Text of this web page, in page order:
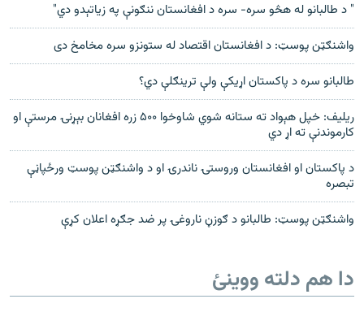
" د طالبانو له هڅو سره- سره د افغانستان ننګونې په زیاتېدو دي"
واشنګټن پوسټ: د افغانستان اقتصاد له ستونزو سره مخامخ دی
طالبانو سره د پاکستان اړیکې ولې ترینګلې دي؟
ریلیف: خپل هېواد ته ستانه شوي شاوخوا ۵۰۰ زره افغانان بېړنۍ مرستې او
کارموندنې ته اړ دي
د پاکستان او افغانستان وروستۍ ناندرۍ او د واشنګټن پوسټ ورځپاڼې
تبصره
واشنګټن پوسټ: طالبانو د ګوزڼ ناروغۍ پر ضد جګړه اعلان کړې
دا هم دلته ووینئ